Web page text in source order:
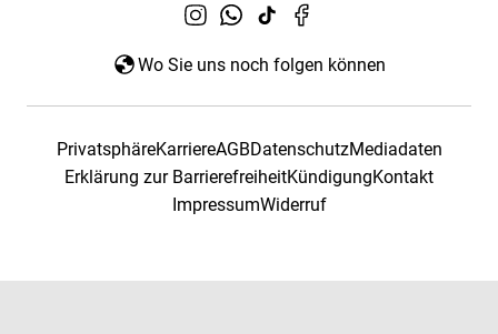
Wo Sie uns noch folgen können
PrivatsphäreKarriereAGBDatenschutzMediadaten
Erklärung zur BarrierefreiheitKündigungKontakt
ImpressumWiderruf